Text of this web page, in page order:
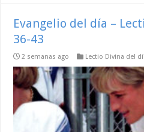
Evangelio del día –
36-43
2 semanas ago Lectio Divina del